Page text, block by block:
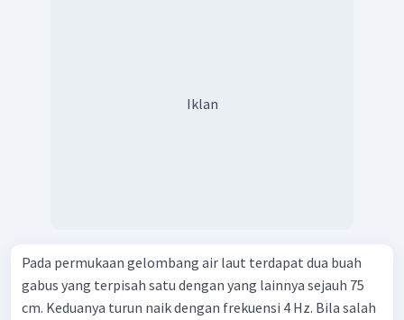
Iklan
Pada permukaan gelombang air laut terdapat dua buah
gabus yang terpisah satu dengan yang lainnya sejauh 75
cm. Keduanya turun naik dengan frekuensi 4 Hz. Bila salah